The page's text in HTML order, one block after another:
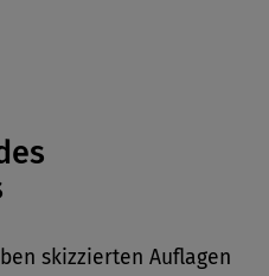
skizzierten Auflagen